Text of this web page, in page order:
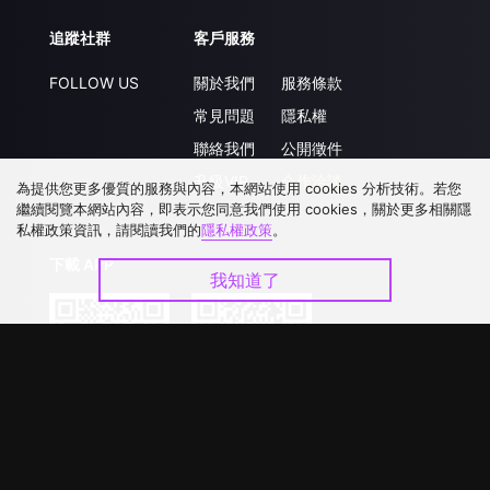
追蹤社群
FOLLOW US
客戶服務
關於我們
常見問題
聯絡我們
升級VIP
服務條款
隱私權
公開徵件
合作洽談
下載 APP
為提供您更多優質的服務與內容，本網站使用 cookies 分析技術。若您
繼續閱覽本網站內容，即表示您同意我們使用 cookies，關於更多相關隱
私權政策資訊，請閱讀我們的隱私權政策。
我知道了